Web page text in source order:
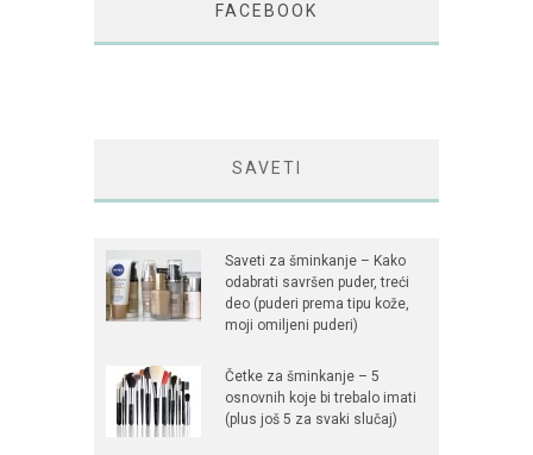
FACEBOOK
SAVETI
Saveti za šminkanje – Kako
odabrati savršen puder, treći
deo (puderi prema tipu kože,
moji omiljeni puderi)
Četke za šminkanje – 5
osnovnih koje bi trebalo imati
(plus još 5 za svaki slučaj)